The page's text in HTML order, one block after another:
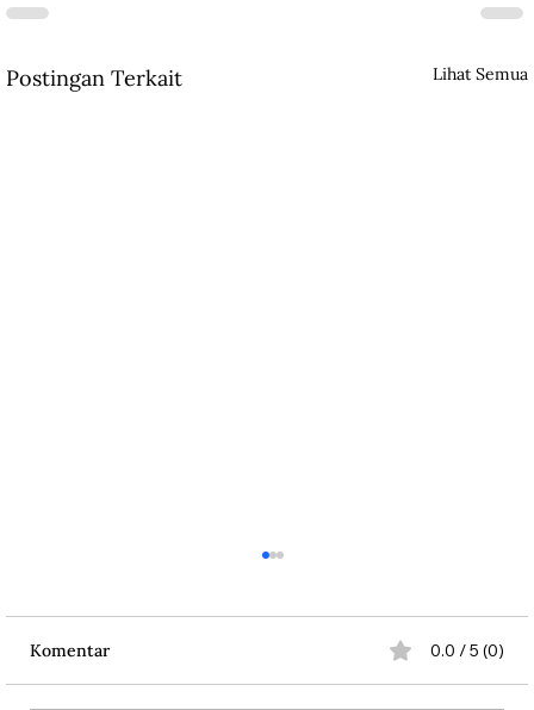
Postingan Terkait Lihat Semua
Komentar 0.0 / 5 (0)